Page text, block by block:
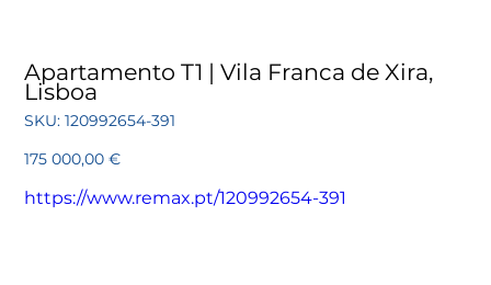
Apartamento T1 | Vila Franca de Xira,
Lisboa
SKU: SKU
120992654-
120992654-391
Preço
175 000,00 €
https://www.remax.pt/120992654-391